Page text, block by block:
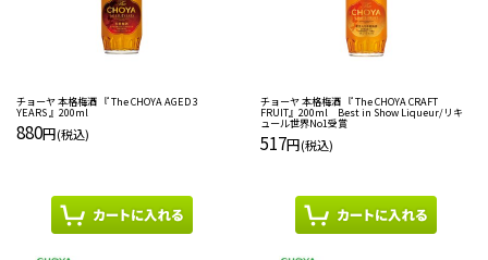
チョーヤ 本格梅酒 『 The CHOYA AGED 3
YEARS 』200ml
880円(税込)
チョーヤ 本格梅酒 『 The CHOYA CRAFT
FRUIT』200ml Best in Show Liqueur/リキ
ュール世界No1受賞
517円(税込)